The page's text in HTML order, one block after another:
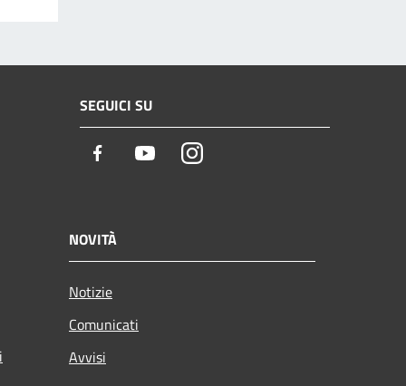
SEGUICI SU
Facebook YoutubeInstagram
NOVITÀ
Notizie
Comunicati
Avvisi